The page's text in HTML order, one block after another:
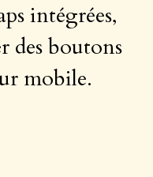
intégrées,
des boutons
mobile.